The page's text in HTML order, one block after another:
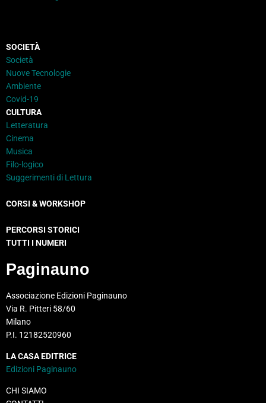
SOCIETÀ
Società
Nuove Tecnologie
Ambiente
Covid-19
CULTURA
Letteratura
Cinema
Musica
Filo-logico
Suggerimenti di Lettura
CORSI & WORKSHOP
PERCORSI STORICI
TUTTI I NUMERI
Paginauno
Associazione Edizioni Paginauno
Via R. Pitteri 58/60
Milano
P.I. 12182520960
LA CASA EDITRICE
Edizioni Paginauno
CHI SIAMO